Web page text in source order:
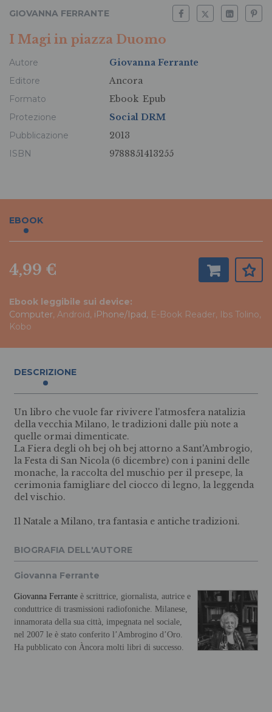
GIOVANNA FERRANTE
I Magi in piazza Duomo
Autore
Giovanna Ferrante
Editore
Ancora
Formato
Ebook Epub
Protezione
Social DRM
Pubblicazione
2013
ISBN
9788851413255
EBOOK
4,99 €
Ebook leggibile sui device:
Computer, Android, iPhone/Ipad, E-Book Reader, Ibs Tolino,
Kobo
DESCRIZIONE
Un libro che vuole far rivivere l'atmosfera natalizia
della vecchia Milano, le tradizioni dalle più note a
quelle ormai dimenticate.
La Fiera degli oh bej oh bej attorno a Sant'Ambrogio,
la Festa di San Nicola (6 dicembre) con i panini delle
monache, la raccolta del muschio per il presepe, la
cerimonia famigliare del ciocco di legno, la leggenda
del vischio.
Il Natale a Milano, tra fantasia e antiche tradizioni.
BIOGRAFIA DELL'AUTORE
Giovanna Ferrante
Giovanna Ferrante è scrittrice, giornalista, autrice e
conduttrice di trasmissioni radiofoniche. Milanese,
innamorata della sua città, impegnata nel sociale,
nel 2007 le è stato conferito l’Ambrogino d’Oro.
Ha pubblicato con Àncora molti libri di successo.